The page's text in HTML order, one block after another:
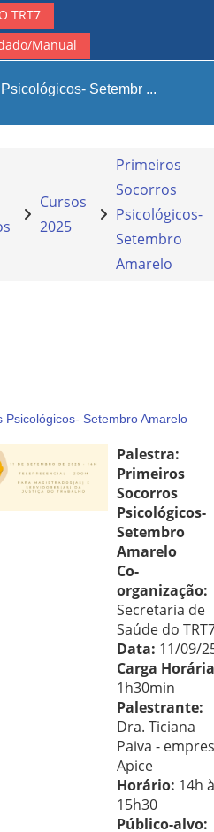
de pesquisa
TRT7
Manual
Setembr ...
Cursos
2025
Primeiros
Socorros
Psicológicos-
Setembro
Amarelo
Psicológicos- Setembro Amarelo
Palestra:
Primeiros
Socorros
Psicológicos-
Setembro
Amarelo
Co-
organização:
Secretaria de
Saúde do
Data: 11/09/
Carga
1h30min
Palestrante:
Dra. Ticiana
Paiva -
Apice
Horário: 14h
15h30
Público-alvo: